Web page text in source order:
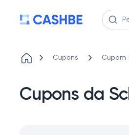
Cupons Cupom
Cupons da